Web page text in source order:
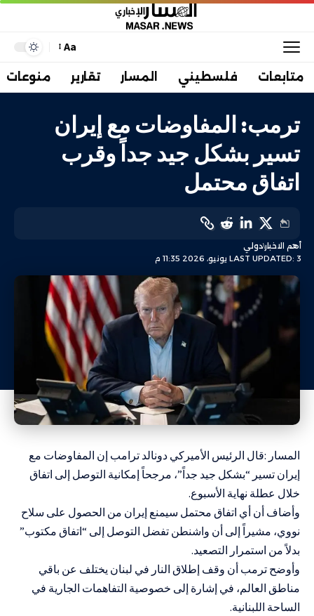
Aa
متابعات فلسطيني المسار تقارير منوعات
ترمب: المفاوضات مع إيران
تسير بشكل جيد جداً وقرب
اتفاق محتمل
LAST UPDATED: 3 يونيو، 2026 11:35 م
أهم الاخباردولي
المسار :قال الرئيس الأميركي دونالد ترامب إن المفاوضات مع
إيران تسير “بشكل جيد جداً”، مرجحاً إمكانية التوصل إلى اتفاق
خلال عطلة نهاية الأسبوع.
وأضاف أن أي اتفاق محتمل سيمنع إيران من الحصول على سلاح
نووي، مشيراً إلى أن واشنطن تفضل التوصل إلى “اتفاق مكتوب”
بدلاً من استمرار التصعيد.
وأوضح ترمب أن وقف إطلاق النار في لبنان يختلف عن باقي
مناطق العالم، في إشارة إلى خصوصية التفاهمات الجارية في
الساحة اللبنانية.